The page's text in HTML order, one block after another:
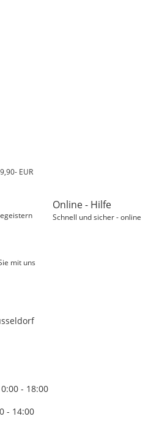
EUR
Online - Hilfe
Schnell und sicher - online
mit uns
- 18:00
- 14:00